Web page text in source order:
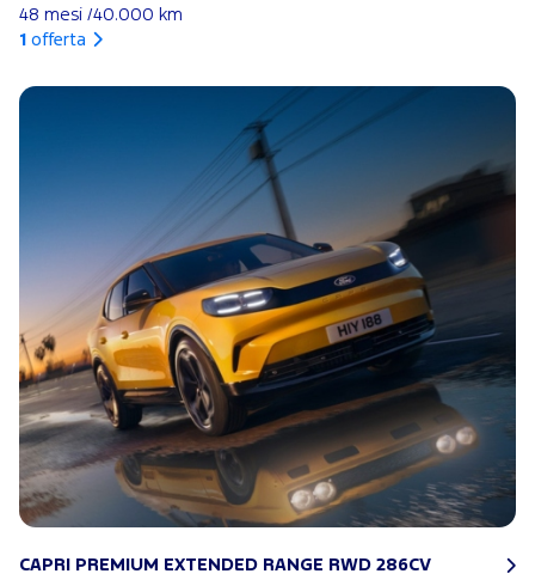
48 mesi /40.000 km
1 offerta
CAPRI PREMIUM EXTENDED RANGE RWD 286CV